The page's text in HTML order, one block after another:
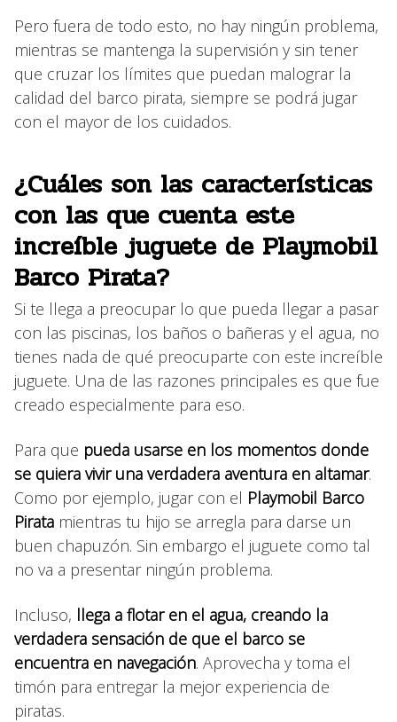
Pero fuera de todo esto, no hay ningún problema,
mientras se mantenga la supervisión y sin tener
que cruzar los límites que puedan malograr la
calidad del barco pirata, siempre se podrá jugar
con el mayor de los cuidados.
¿Cuáles son las características
con las que cuenta este
increíble juguete de Playmobil
Barco Pirata?
Si te llega a preocupar lo que pueda llegar a pasar
con las piscinas, los baños o bañeras y el agua, no
tienes nada de qué preocuparte con este increíble
juguete. Una de las razones principales es que fue
creado especialmente para eso.
Para que pueda usarse en los momentos donde
se quiera vivir una verdadera aventura en altamar.
Como por ejemplo, jugar con el Playmobil Barco
Pirata mientras tu hijo se arregla para darse un
buen chapuzón. Sin embargo el juguete como tal
no va a presentar ningún problema.
Incluso, llega a flotar en el agua, creando la
verdadera sensación de que el barco se
encuentra en navegación. Aprovecha y toma el
timón para entregar la mejor experiencia de
piratas.